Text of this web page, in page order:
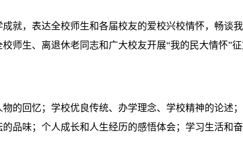
就，表达全校师生和各届校友的爱校兴校情怀，畅谈
师生、离退休老同志和广大校友开展“我的民大情怀”征
的回忆；学校优良传统、办学理念、学校精神的论述
品味；个人成长和人生经历的感悟体会；学习生活和